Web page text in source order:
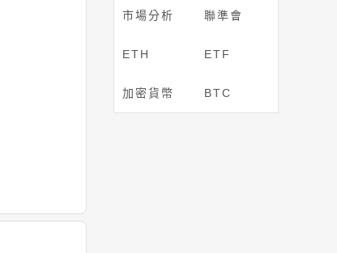
市場分析 聯準會
ETH ETF
加密貨幣 BTC